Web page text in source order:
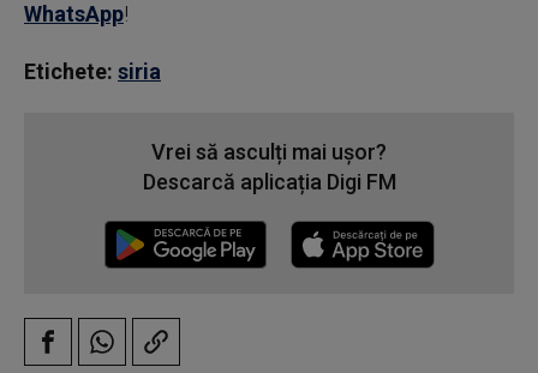
WhatsApp!
Etichete: siria
Vrei să asculți mai ușor?
Descarcă aplicația Digi FM